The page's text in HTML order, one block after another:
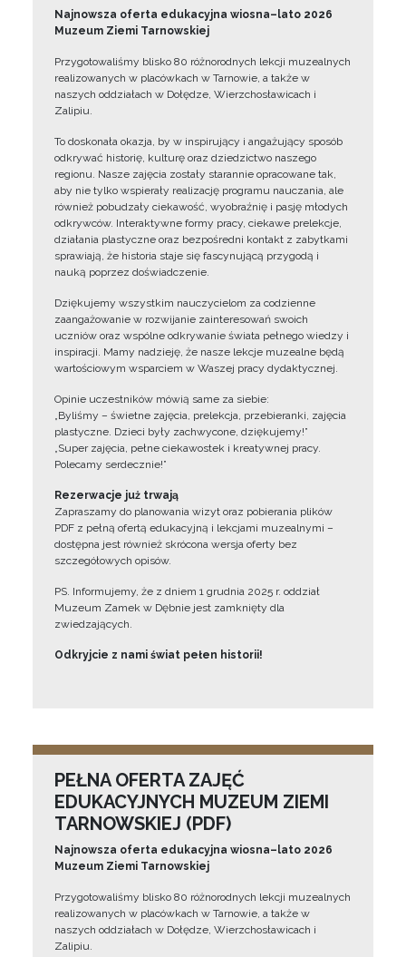
Najnowsza oferta edukacyjna wiosna–lato 2026
Muzeum Ziemi Tarnowskiej
Przygotowaliśmy blisko 80 różnorodnych lekcji muzealnych
realizowanych w placówkach w Tarnowie, a także w
naszych oddziałach w Dołędze, Wierzchosławicach i
Zalipiu.
To doskonała okazja, by w inspirujący i angażujący sposób
odkrywać historię, kulturę oraz dziedzictwo naszego
regionu. Nasze zajęcia zostały starannie opracowane tak,
aby nie tylko wspierały realizację programu nauczania, ale
również pobudzały ciekawość, wyobraźnię i pasję młodych
odkrywców. Interaktywne formy pracy, ciekawe prelekcje,
działania plastyczne oraz bezpośredni kontakt z zabytkami
sprawiają, że historia staje się fascynującą przygodą i
nauką poprzez doświadczenie.
Dziękujemy wszystkim nauczycielom za codzienne
zaangażowanie w rozwijanie zainteresowań swoich
uczniów oraz wspólne odkrywanie świata pełnego wiedzy i
inspiracji. Mamy nadzieję, że nasze lekcje muzealne będą
wartościowym wsparciem w Waszej pracy dydaktycznej.
Opinie uczestników mówią same za siebie:
„Byliśmy – świetne zajęcia, prelekcja, przebieranki, zajęcia
plastyczne. Dzieci były zachwycone, dziękujemy!”
„Super zajęcia, pełne ciekawostek i kreatywnej pracy.
Polecamy serdecznie!”
Rezerwacje już trwają
Zapraszamy do planowania wizyt oraz pobierania plików
PDF z pełną ofertą edukacyjną i lekcjami muzealnymi –
dostępna jest również skrócona wersja oferty bez
szczegółowych opisów.
PS. Informujemy, że z dniem 1 grudnia 2025 r. oddział
Muzeum Zamek w Dębnie jest zamknięty dla
zwiedzających.
Odkryjcie z nami świat pełen historii!
PEŁNA OFERTA ZAJĘĆ
EDUKACYJNYCH MUZEUM ZIEMI
TARNOWSKIEJ (PDF)
Najnowsza oferta edukacyjna wiosna–lato 2026
Muzeum Ziemi Tarnowskiej
Przygotowaliśmy blisko 80 różnorodnych lekcji muzealnych
realizowanych w placówkach w Tarnowie, a także w
naszych oddziałach w Dołędze, Wierzchosławicach i
Zalipiu.